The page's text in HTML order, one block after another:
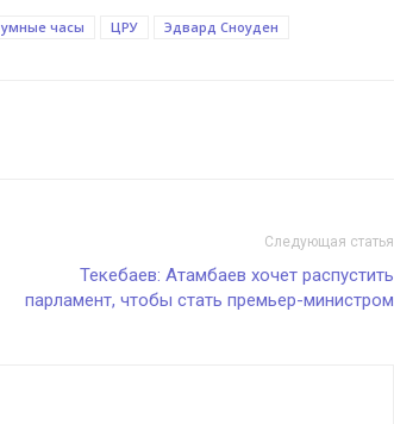
умные часы ЦРУ Эдвард Сноуден
Следующая статья
Текебаев: Атамбаев хочет распустить
парламент, чтобы стать премьер-министром